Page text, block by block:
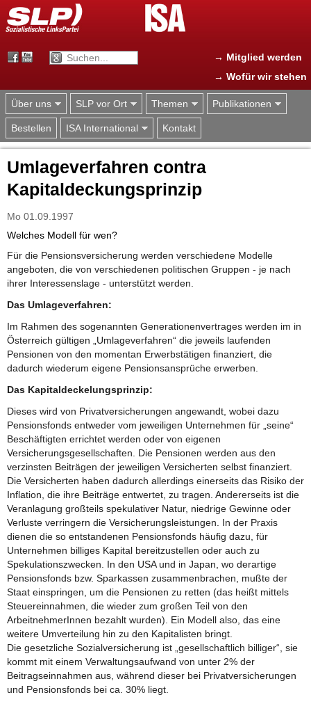
Jump to navigation
→ Mitglied werden
→ Wofür wir stehen
Über uns SLP vor Ort Themen Publikationen
Bestellen ISA International Kontakt
Umlageverfahren contra
Kapitaldeckungsprinzip
Mo 01.09.1997
Welches Modell für wen?
Für die Pensionsversicherung werden verschiedene Modelle
angeboten, die von verschiedenen politischen Gruppen - je nach
ihrer Interessenslage - unterstützt werden.
Das Umlageverfahren:
Im Rahmen des sogenannten Generationenvertrages werden im in
Österreich gültigen „Umlageverfahren“ die jeweils laufenden
Pensionen von den momentan Erwerbstätigen finanziert, die
dadurch wiederum eigene Pensionsansprüche erwerben.
Das Kapitaldeckelungsprinzip:
Dieses wird von Privatversicherungen angewandt, wobei dazu
Pensionsfonds entweder vom jeweiligen Unternehmen für „seine“
Beschäftigten errichtet werden oder von eigenen
Versicherungsgesellschaften. Die Pensionen werden aus den
verzinsten Beiträgen der jeweiligen Versicherten selbst finanziert.
Die Versicherten haben dadurch allerdings einerseits das Risiko der
Inflation, die ihre Beiträge entwertet, zu tragen. Andererseits ist die
Veranlagung großteils spekulativer Natur, niedrige Gewinne oder
Verluste verringern die Versicherungsleistungen. In der Praxis
dienen die so entstandenen Pensionsfonds häufig dazu, für
Unternehmen billiges Kapital bereitzustellen oder auch zu
Spekulationszwecken. In den USA und in Japan, wo derartige
Pensionsfonds bzw. Sparkassen zusammenbrachen, mußte der
Staat einspringen, um die Pensionen zu retten (das heißt mittels
Steuereinnahmen, die wieder zum großen Teil von den
ArbeitnehmerInnen bezahlt wurden). Ein Modell also, das eine
weitere Umverteilung hin zu den Kapitalisten bringt.
Die gesetzliche Sozialversicherung ist „gesellschaftlich billiger“, sie
kommt mit einem Verwaltungsaufwand von unter 2% der
Beitragseinnahmen aus, während dieser bei Privatversicherungen
und Pensionsfonds bei ca. 30% liegt.